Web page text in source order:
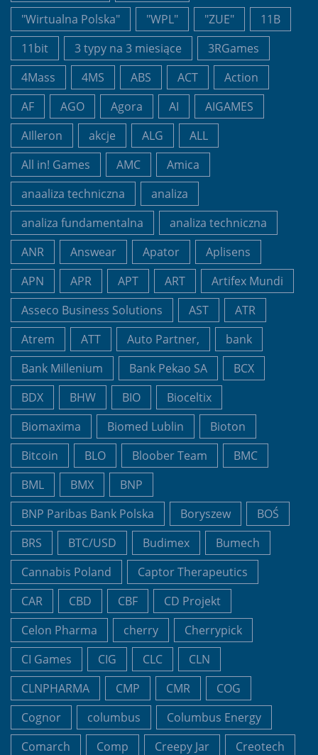
"Wirtualna Polska"
"WPL" "ZUE"
11B
11bit
3 typy na 3 miesiące
3RGames
4Mass
4MS ABS ACT
Action
AF
AGO Agora AI
AIGAMES
AIlleron
akcje ALG
ALL
All in! Games
AMC
Amica
anaaliza techniczna
analiza
analiza fundamentalna
analiza techniczna
ANR
Answear Apator
Aplisens
APN
APR APT ART
Artifex Mundi
Asseco Business Solutions
AST
ATR
Atrem
ATT Auto Partner,
bank
Bank Millenium
Bank Pekao SA
BCX
BDX
BHW BIO
Bioceltix
Biomaxima
Biomed Lublin
Bioton
Bitcoin
BLO Bloober Team
BMC
BML
BMX
BNP
BNP Paribas Bank Polska
Boryszew
BOŚ
BRS
BTC/USD Budimex
Bumech
Cannabis Poland
Captor Therapeutics
CAR
CBD CBF
CD Projekt
Celon Pharma
cherry
Cherrypick
CI Games
CIG CLC
CLN
CLNPHARMA
CMP CMR
COG
Cognor
columbus
Columbus Energy
Comarch
Comp Creepy Jar
Creotech